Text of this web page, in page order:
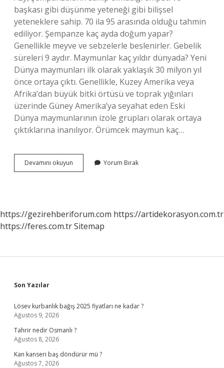
başkası gibi düşünme yeteneği gibi bilişsel
yeteneklere sahip. 70 ila 95 arasında olduğu tahmin
ediliyor. Şempanze kaç ayda doğum yapar?
Genellikle meyve ve sebzelerle beslenirler. Gebelik
süreleri 9 aydır. Maymunlar kaç yıldır dünyada? Yeni
Dünya maymunları ilk olarak yaklaşık 30 milyon yıl
önce ortaya çıktı. Genellikle, Kuzey Amerika veya
Afrika’dan büyük bitki örtüsü ve toprak yığınları
üzerinde Güney Amerika’ya seyahat eden Eski
Dünya maymunlarının izole grupları olarak ortaya
çıktıklarına inanılıyor. Örümcek maymun kaç…
Devamını okuyun Şempanze
Maymun
Yorum Bırak
https://gezirehberiforum.com https://artidekorasyon.com.tr
https://feres.com.trSitemap
Sidebar
Son Yazılar
Lösev kurbanlık bağış 2025 fiyatları ne kadar ?
Ağustos 9, 2026
Tahrir nedir Osmanlı ?
Ağustos 8, 2026
Kan kanseri baş döndürür mü ?
Ağustos 7, 2026